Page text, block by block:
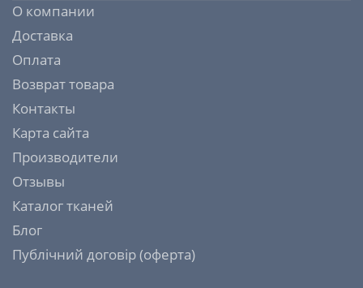
О компании
Доставка
Оплата
Возврат товара
Контакты
Карта сайта
Производители
Отзывы
Каталог тканей
Блог
Публічний договір (оферта)